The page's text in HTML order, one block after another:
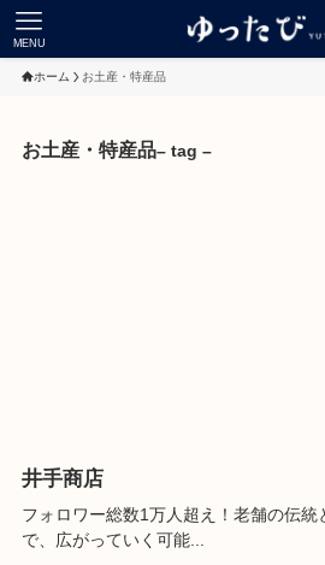
MENU
ホーム お土産・特産品
お土産・特産品– tag –
井手商店
フォロワー総数1万人超え！老舗の伝統
で、広がっていく可能...